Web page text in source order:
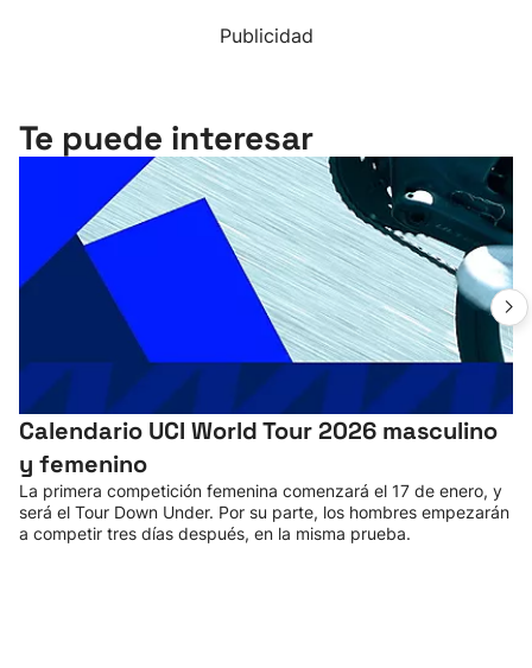
Publicidad
Te puede interesar
Calendario UCI World Tour 2026 masculino
y femenino
La primera competición femenina comenzará el 17 de enero, y
será el Tour Down Under. Por su parte, los hombres empezarán
a competir tres días después, en la misma prueba.